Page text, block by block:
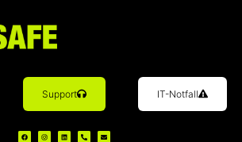
Support IT-Notfall